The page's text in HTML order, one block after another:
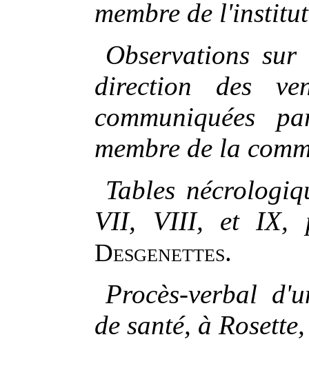
membre de
Observations
direction des
communiquées
membre de la
Tables
VII, VIII, et IX,
Desgenettes.
Procès-verbal
de santé, à